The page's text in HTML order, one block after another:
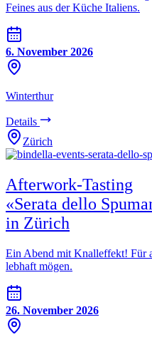
Feines aus der Küche Italiens.
6. November 2026
Winterthur
Details
Zürich
Afterwork-Tasting
«Serata dello
in Zürich
Ein Abend mit Knalleffekt! Für
lebhaft mögen.
26. November 2026